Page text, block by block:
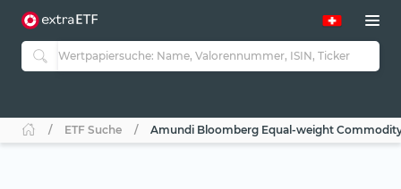
ETF Suche Amundi Bloomberg Equal-weight